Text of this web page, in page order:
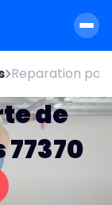
Reparation
de